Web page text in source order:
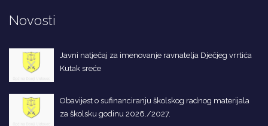
Novosti
Javni natječaj za imenovanje ravnatelja Dječjeg vrrtića
Kutak sreće
Obavijest o sufinanciranju školskog radnog materijala
za školsku godinu 2026./2027.